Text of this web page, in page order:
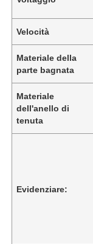
Velocità
Materiale della
parte bagnata
Materiale
dell'anello di
tenuta
Evidenziare: